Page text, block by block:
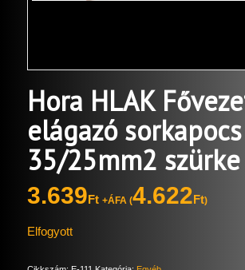
Hora HLAK
elágazó sorkapocs
35/25mm2 szürke
3.639Ft +ÁFA (4.622Ft)
Elfogyott